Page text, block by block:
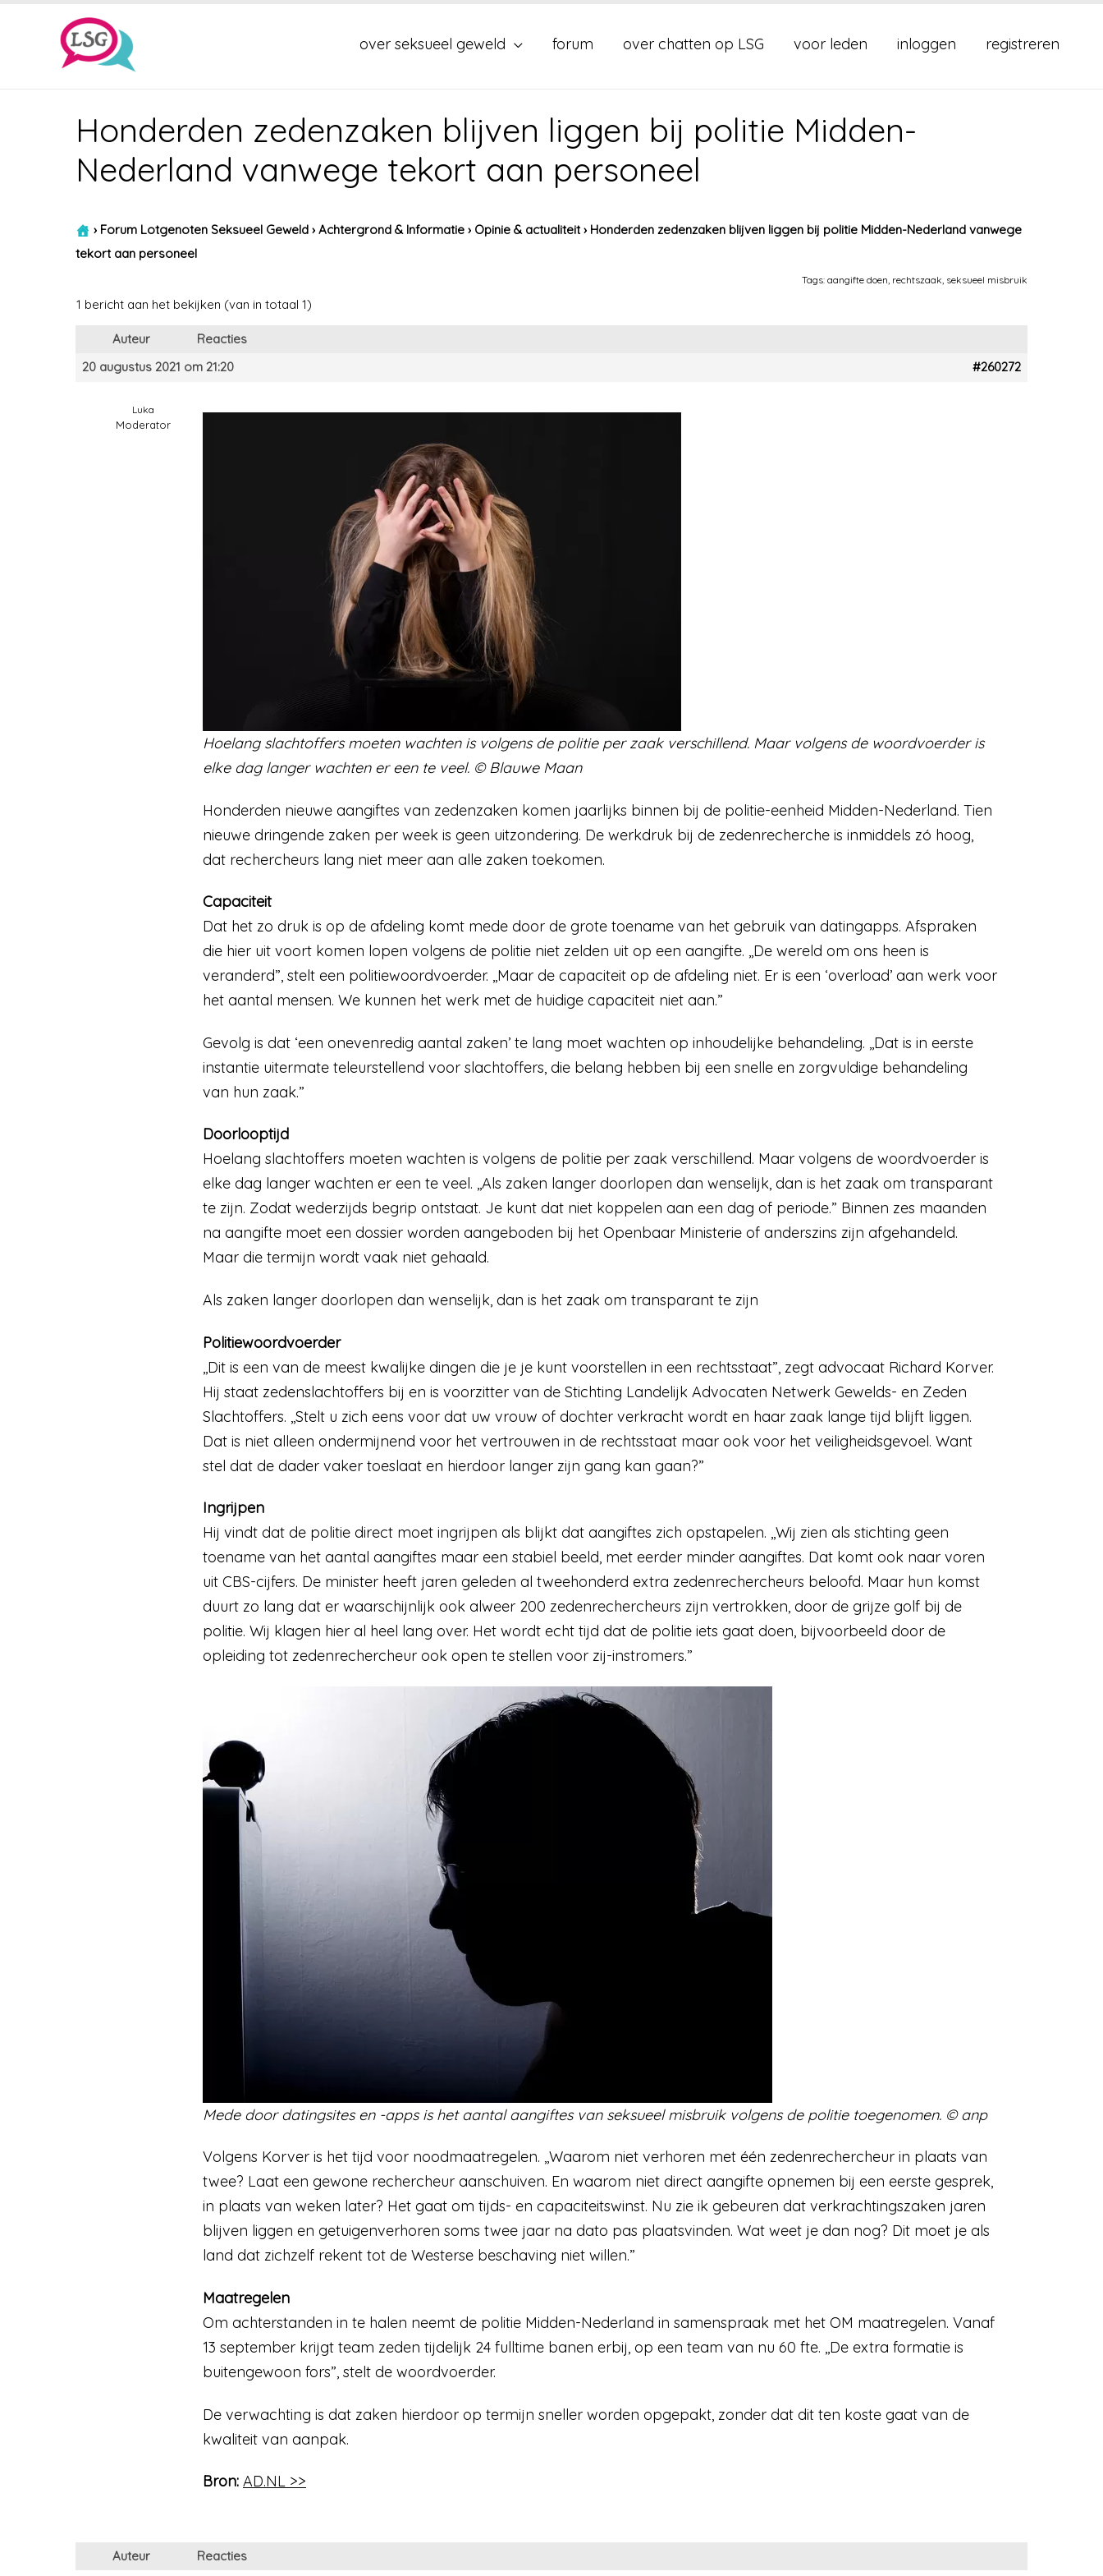
over seksueel geweld forum over chatten op LSG voor leden inloggen registreren
Honderden zedenzaken blijven liggen bij politie Midden-
Nederland vanwege tekort aan personeel
› Forum Lotgenoten Seksueel Geweld › Achtergrond & Informatie › Opinie & actualiteit › Honderden zedenzaken blijven liggen bij politie Midden-Nederland vanwege
tekort aan personeel
Tags: aangifte doen, rechtszaak, seksueel misbruik
1 bericht aan het bekijken (van in totaal 1)
Auteur
Reacties
20 augustus 2021 om 21:20
#260272
Luka
Moderator
Hoelang slachtoffers moeten wachten is volgens de politie per zaak verschillend. Maar volgens de woordvoerder is
elke dag langer wachten er een te veel. © Blauwe Maan
Honderden nieuwe aangiftes van zedenzaken komen jaarlijks binnen bij de politie-eenheid Midden-Nederland. Tien
nieuwe dringende zaken per week is geen uitzondering. De werkdruk bij de zedenrecherche is inmiddels zó hoog,
dat rechercheurs lang niet meer aan alle zaken toekomen.
Capaciteit
Dat het zo druk is op de afdeling komt mede door de grote toename van het gebruik van datingapps. Afspraken
die hier uit voort komen lopen volgens de politie niet zelden uit op een aangifte. ,,De wereld om ons heen is
veranderd”, stelt een politiewoordvoerder. ,,Maar de capaciteit op de afdeling niet. Er is een ‘overload’ aan werk voor
het aantal mensen. We kunnen het werk met de huidige capaciteit niet aan.”
Gevolg is dat ‘een onevenredig aantal zaken’ te lang moet wachten op inhoudelijke behandeling. ,,Dat is in eerste
instantie uitermate teleurstellend voor slachtoffers, die belang hebben bij een snelle en zorgvuldige behandeling
van hun zaak.”
Doorlooptijd
Hoelang slachtoffers moeten wachten is volgens de politie per zaak verschillend. Maar volgens de woordvoerder is
elke dag langer wachten er een te veel. ,,Als zaken langer doorlopen dan wenselijk, dan is het zaak om transparant
te zijn. Zodat wederzijds begrip ontstaat. Je kunt dat niet koppelen aan een dag of periode.” Binnen zes maanden
na aangifte moet een dossier worden aangeboden bij het Openbaar Ministerie of anderszins zijn afgehandeld.
Maar die termijn wordt vaak niet gehaald.
Als zaken langer doorlopen dan wenselijk, dan is het zaak om transpa­rant te zijn
Politiewoordvoerder
,,Dit is een van de meest kwalijke dingen die je je kunt voorstellen in een rechtsstaat”, zegt advocaat Richard Korver.
Hij staat zedenslachtoffers bij en is voorzitter van de Stichting Landelijk Advocaten Netwerk Gewelds- en Zeden
Slachtoffers. ,,Stelt u zich eens voor dat uw vrouw of dochter verkracht wordt en haar zaak lange tijd blijft liggen.
Dat is niet alleen ondermijnend voor het vertrouwen in de rechtsstaat maar ook voor het veiligheidsgevoel. Want
stel dat de dader vaker toeslaat en hierdoor langer zijn gang kan gaan?”
Ingrijpen
Hij vindt dat de politie direct moet ingrijpen als blijkt dat aangiftes zich opstapelen. ,,Wij zien als stichting geen
toename van het aantal aangiftes maar een stabiel beeld, met eerder minder aangiftes. Dat komt ook naar voren
uit CBS-cijfers. De minister heeft jaren geleden al tweehonderd extra zedenrechercheurs beloofd. Maar hun komst
duurt zo lang dat er waarschijnlijk ook alweer 200 zedenrechercheurs zijn vertrokken, door de grijze golf bij de
politie. Wij klagen hier al heel lang over. Het wordt echt tijd dat de politie iets gaat doen, bijvoorbeeld door de
opleiding tot zedenrechercheur ook open te stellen voor zij-instromers.”
Mede door datingsites en -apps is het aantal aangiftes van seksueel misbruik volgens de politie toegenomen. © anp
Volgens Korver is het tijd voor noodmaatregelen. ,,Waarom niet verhoren met één zedenrechercheur in plaats van
twee? Laat een gewone rechercheur aanschuiven. En waarom niet direct aangifte opnemen bij een eerste gesprek,
in plaats van weken later? Het gaat om tijds- en capaciteitswinst. Nu zie ik gebeuren dat verkrachtingszaken jaren
blijven liggen en getuigenverhoren soms twee jaar na dato pas plaatsvinden. Wat weet je dan nog? Dit moet je als
land dat zichzelf rekent tot de Westerse beschaving niet willen.”
Maatregelen
Om achterstanden in te halen neemt de politie Midden-Nederland in samenspraak met het OM maatregelen. Vanaf
13 september krijgt team zeden tijdelijk 24 fulltime banen erbij, op een team van nu 60 fte. ,,De extra formatie is
buitengewoon fors”, stelt de woordvoerder.
De verwachting is dat zaken hierdoor op termijn sneller worden opgepakt, zonder dat dit ten koste gaat van de
kwaliteit van aanpak.
Bron: AD.NL >>
Auteur Reacties